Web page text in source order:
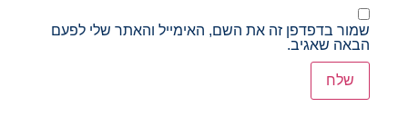
שמור בדפדפן זה את השם, האימייל והאתר שלי לפעם
הבאה שאגיב.